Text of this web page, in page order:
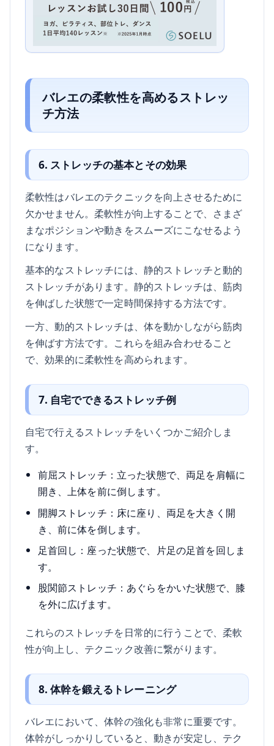
バレエの柔軟性を高めるストレッ
チ方法
6. ストレッチの基本とその効果
柔軟性はバレエのテクニックを向上させるために
欠かせません。柔軟性が向上することで、さまざ
まなポジションや動きをスムーズにこなせるよう
になります。
基本的なストレッチには、静的ストレッチと動的
ストレッチがあります。静的ストレッチは、筋肉
を伸ばした状態で一定時間保持する方法です。
一方、動的ストレッチは、体を動かしながら筋肉
を伸ばす方法です。これらを組み合わせること
で、効果的に柔軟性を高められます。
7. 自宅でできるストレッチ例
自宅で行えるストレッチをいくつかご紹介しま
す。
前屈ストレッチ：立った状態で、両足を肩幅に
開き、上体を前に倒します。
開脚ストレッチ：床に座り、両足を大きく開
き、前に体を倒します。
足首回し：座った状態で、片足の足首を回しま
す。
股関節ストレッチ：あぐらをかいた状態で、膝
を外に広げます。
これらのストレッチを日常的に行うことで、柔軟
性が向上し、テクニック改善に繋がります。
8. 体幹を鍛えるトレーニング
バレエにおいて、体幹の強化も非常に重要です。
体幹がしっかりしていると、動きが安定し、テク